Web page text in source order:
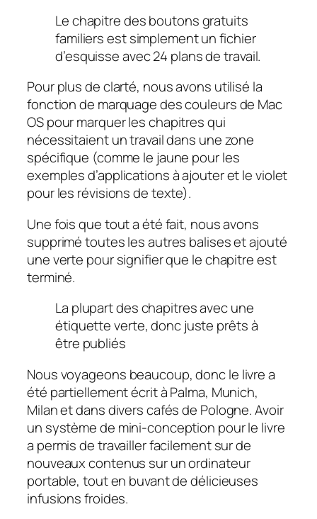
Le chapitre des boutons gratuits
familiers est simplement un fichier
d’esquisse avec 24 plans de travail.
Pour plus de clarté, nous avons utilisé la
fonction de marquage des couleurs de Mac
OS pour marquer les chapitres qui
nécessitaient un travail dans une zone
spécifique (comme le jaune pour les
exemples d’applications à ajouter et le violet
pour les révisions de texte).
Une fois que tout a été fait, nous avons
supprimé toutes les autres balises et ajouté
une verte pour signifier que le chapitre est
terminé.
La plupart des chapitres avec une
étiquette verte, donc juste prêts à
être publiés
Nous voyageons beaucoup, donc le livre a
été partiellement écrit à Palma, Munich,
Milan et dans divers cafés de Pologne. Avoir
un système de mini-conception pour le livre
a permis de travailler facilement sur de
nouveaux contenus sur un ordinateur
portable, tout en buvant de délicieuses
infusions froides.